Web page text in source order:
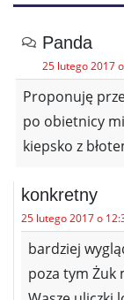
Panda
25 lutego 2017
Proponuję
po obietnicy
kiepsko z
konkretny
25 lutego 2017 o
bardziej
poza tym Żuk